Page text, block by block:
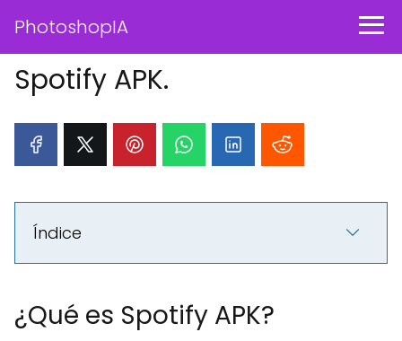
PhotoshopIA
Spotify APK.
Índice
¿Qué es Spotify APK?